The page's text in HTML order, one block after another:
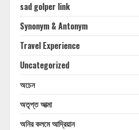
sad golper link
Synonym & Antonym
Travel Experience
Uncategorized
অচেন
অতৃপ্ত আত্মা
অনির কলমে আদ্রিয়ান